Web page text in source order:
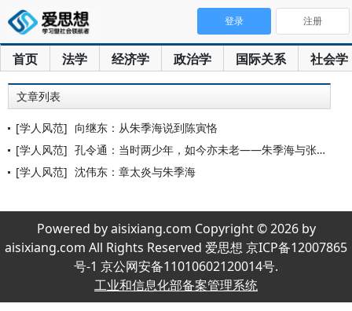
首页 法学 经济学 政治学 国际关系 社会学
登录 注册
文章列表
[学人风范] 向继东：从朱季海说到陈寅恪
[学人风范] 孔令通：当时两少年，如今亦未老——朱季海与张洪钧的师生情
[学人风范] 沈伟东：章太炎与朱季海
Powered by aisixiang.com Copyright © 2026 by
aisixiang.com All Rights Reserved 爱思想 京ICP备12007865
号-1 京公网安备11010602120014号.
工业和信息化部备案管理系统